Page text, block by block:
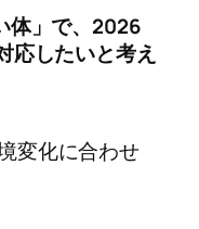
体」で、2026
応したいと考え
変化に合わせ